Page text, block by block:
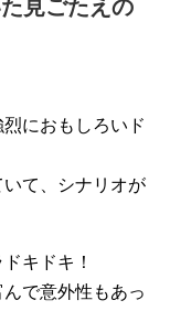
見ごたえの
におもしろいド
て、シナリオが
キドキ！
で意外性もあっ